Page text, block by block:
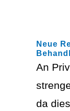
Neue
An
da